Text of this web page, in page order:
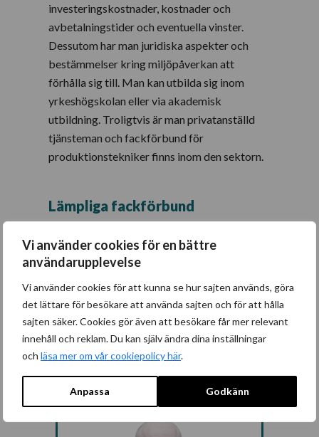
Vi använder cookies för en bättre
användarupplevelse
Vi använder cookies för att kunna se hur sajten används, göra
det lättare för besökare att använda sajten och för att hålla
sajten säker. Cookies gör även att besökare får mer relevant
innehåll och reklam. Du kan själv ändra dina inställningar
och läsa mer om vår cookiepolicy här.
Anpassa Godkänn
investeringskostnader, kostnader och
avbetalningstider och eventuella vinster.
Dessutom har man juridiska aspekter och
bestämmelser kring miljöpåverkan att
förhålla sig till. Man kan utbilda sig inom
yrkeshögskolan eller via akademisk
utbildning. Troligtvis är man privatanställd
tjänsteman och fackförbund för
produktionstekniker finns inom den sektorn.
Lämpliga fackförbund
Unionen.se(Populärast)
IF Metall
Ledarna
Sveriges Ingenjörer